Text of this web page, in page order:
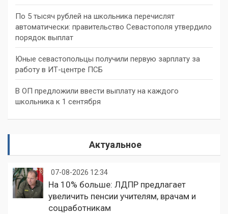
По 5 тысяч рублей на школьника перечислят
автоматически: правительство Севастополя утвердило
порядок выплат
Юные севастопольцы получили первую зарплату за
работу в ИТ-центре ПСБ
В ОП предложили ввести выплату на каждого
школьника к 1 сентября
Актуальное
07-08-2026 12:34
На 10% больше: ЛДПР предлагает
увеличить пенсии учителям, врачам и
соцработникам